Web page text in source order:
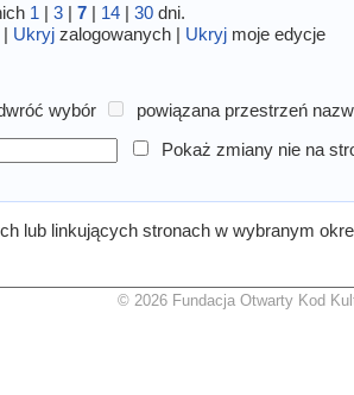
1 |3 |7 | 14 |30 dni.
Ukryj zalogowanych | Ukryj moje edycje
wybór
powiązana przestrzeń nazw
Pokaż zmiany nie na
lub linkujących stronach w wybranym
© 2026 Fundacja Otwarty Kod